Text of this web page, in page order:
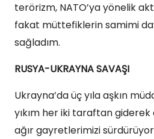
terörizm, NATO’ya yönelik
fakat müttefiklerin samimi
sağladım.
RUSYA-UKRAYNA SAVAŞI
Ukrayna’da üç yıla aşkın
yıkım her iki taraftan giderek
ağır gayretlerimizi